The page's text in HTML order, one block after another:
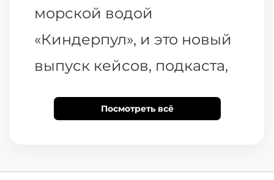
морской водой
«Киндерпул», и это новый
выпуск кейсов, подкаста,
каждый раз меняются
своих кейсах. В этом
Посмотреть всё